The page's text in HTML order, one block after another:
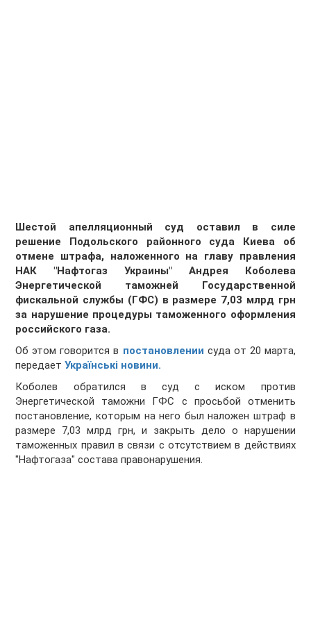
Шестой апелляционный суд оставил в силе
решение Подольского районного суда Киева об
отмене штрафа, наложенного на главу правления
НАК "Нафтогаз Украины" Андрея Коболева
Энергетической таможней Государственной
фискальной службы (ГФС) в размере 7,03 млрд грн
за нарушение процедуры таможенного оформления
российского газа.
Об этом говорится в постановлении суда от 20 марта,
передаетУкраїнські новини.
Коболев обратился в суд с иском против
Энергетической таможни ГФС с просьбой отменить
постановление, которым на него был наложен штраф в
размере 7,03 млрд грн, и закрыть дело о нарушении
таможенных правил в связи с отсутствием в действиях
"Нафтогаза" состава правонарушения.